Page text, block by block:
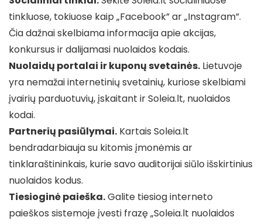
tinkluose, tokiuose kaip „Facebook” ar „Instagram”.
Čia dažnai skelbiama informacija apie akcijas,
konkursus ir dalijamasi nuolaidos kodais.
Nuolaidų portalai ir kuponų svetainės. Lietuvoje
yra nemažai internetinių svetainių, kuriose skelbiami
įvairių parduotuvių, įskaitant ir Soleia.lt, nuolaidos
kodai.
Partnerių pasiūlymai. Kartais Soleia.lt
bendradarbiauja su kitomis įmonėmis ar
tinklaraštininkais, kurie savo auditorijai siūlo išskirtinius
nuolaidos kodus.
Tiesioginė paieška.Galite tiesiog interneto
paieškos sistemoje įvesti frazę „Soleia.lt nuolaidos